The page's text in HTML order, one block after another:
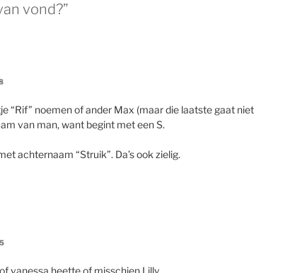
vond?”
“Rif” noemen of ander Max (maar die laatste gaat niet
van man, want begint met een S.
achternaam “Struik”. Da’s ook zielig.
vanessa heette of misschien Lilly